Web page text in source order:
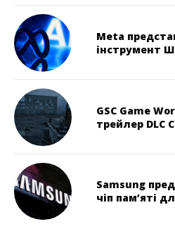
Meta
інструмент
GSC Game
трейлер DLC
Samsung
чіп пам’яті